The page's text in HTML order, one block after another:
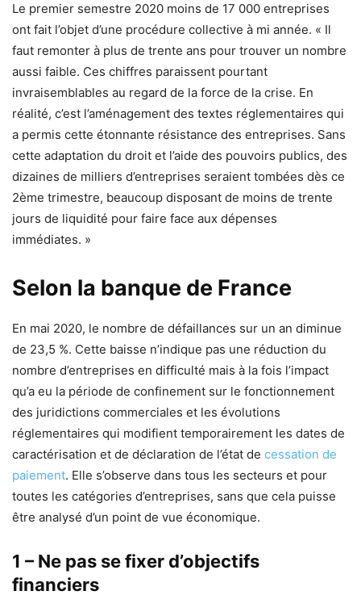
Le premier semestre 2020 moins de 17 000 entreprises
ont fait l’objet d’une procédure collective à mi année. « Il
faut remonter à plus de trente ans pour trouver un nombre
aussi faible. Ces chiffres paraissent pourtant
invraisemblables au regard de la force de la crise. En
réalité, c’est l’aménagement des textes réglementaires qui
a permis cette étonnante résistance des entreprises. Sans
cette adaptation du droit et l’aide des pouvoirs publics, des
dizaines de milliers d’entreprises seraient tombées dès ce
2ème trimestre, beaucoup disposant de moins de trente
jours de liquidité pour faire face aux dépenses
immédiates. »
Selon la banque de France
En mai 2020, le nombre de défaillances sur un an diminue
de 23,5 %. Cette baisse n’indique pas une réduction du
nombre d’entreprises en difficulté mais à la fois l’impact
qu’a eu la période de confinement sur le fonctionnement
des juridictions commerciales et les évolutions
réglementaires qui modifient temporairement les dates de
caractérisation et de déclaration de l’état de cessation de
paiement. Elle s’observe dans tous les secteurs et pour
toutes les catégories d’entreprises, sans que cela puisse
être analysé d’un point de vue économique.
1 – Ne pas se fixer d’objectifs
financiers